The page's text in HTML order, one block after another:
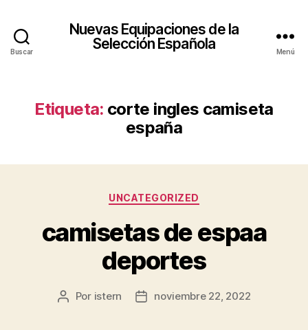
Buscar
Nuevas Equipaciones de la
Selección Española
Menú
Etiqueta: corte ingles camiseta
españa
Categorías
UNCATEGORIZED
camisetas de espaa
deportes
Autor
Por istern
Fechanoviembre 22, 2022